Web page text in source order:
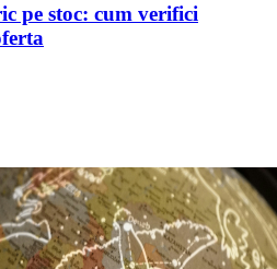
pe stoc: cum verifici